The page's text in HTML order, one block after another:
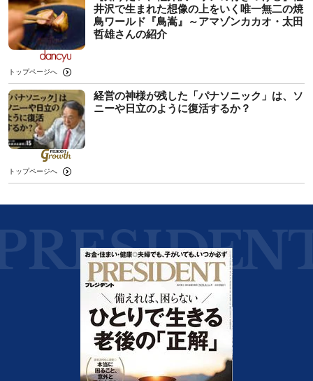
井沢で生まれた想像の上をいく唯一無二の焼
鳥ワールド『鳥嵩』～アマゾンカカオ・太田
哲雄さんの紹介
トップページへ
経営の神様が残した「パナソニック」は、ソ
ニーや日立のように復活するか？
トップページへ